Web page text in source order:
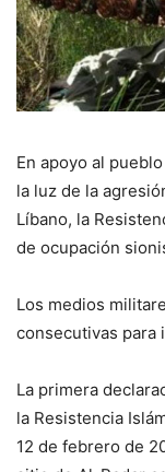
En apoyo al
la luz de la
Líbano, la
de ocupación
Los medios
consecutivas para
La primera
la Resistencia
12 de febrero de